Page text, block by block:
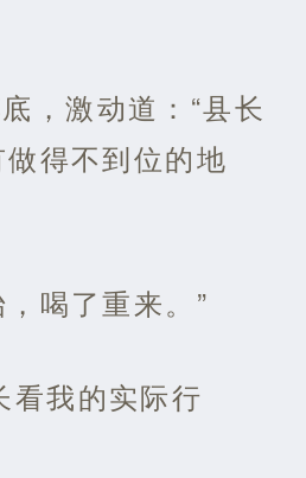
，激动道：“县长
得不到位的地
喝了重来。”
看我的实际行